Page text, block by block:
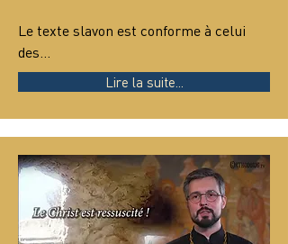
Le texte slavon est conforme à celui
des…
Lire la suite...